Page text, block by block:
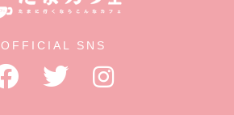
OFFICIAL SNS